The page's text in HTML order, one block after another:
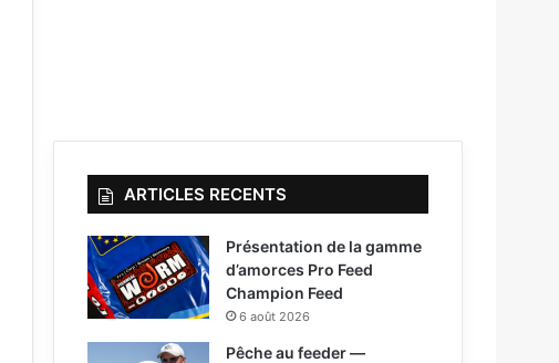
ARTICLES RECENTS
Présentation de la gamme
d’amorces Pro Feed
Champion Feed
6 août 2026
Pêche au feeder —